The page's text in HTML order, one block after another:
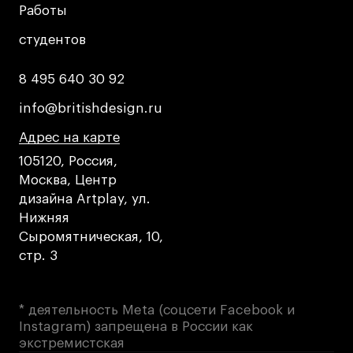
Карьера
Ассоциация выпускников
Центр карьеры
Участие в выставках
Летние стажировки
Проекты студентов
«Живые» проекты
Участие в выставках
Работы
студентов
Работы
студентов
8 495 640 30 92
8 495 640 30 92
info@britishdesign.ru
info@britishdesign.ru
Адрес на карте
Адрес на карте
Адрес на карте
105120, Россия,
Москва, Центр
дизайна Artplay, ул.
Нижняя
Сыромятническая, 10,
стр. 3
* деятельность Meta (соцсети Facebook и
Instagram) запрещена в России как
экстремистская